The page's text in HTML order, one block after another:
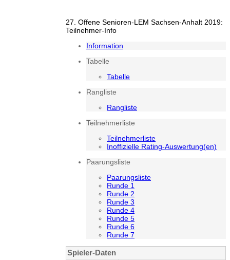
27. Offene Senioren-LEM Sachsen-Anhalt 2019:
Teilnehmer-Info
Information
Tabelle
Tabelle
Rangliste
Rangliste
Teilnehmerliste
Teilnehmerliste
Inoffizielle Rating-Auswertung(en)
Paarungsliste
Paarungsliste
Runde 1
Runde 2
Runde 3
Runde 4
Runde 5
Runde 6
Runde 7
Spieler-Daten